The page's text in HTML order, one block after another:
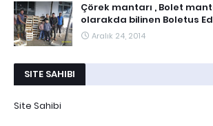
Çörek mantarı , Bolet
olarakda bilinen Boletus
Aralık 24, 2014
SITE SAHIBI
Site Sahibi